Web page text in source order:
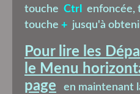
touche Ctrl
enfoncée,
touche + jusqu'à
Pour lire les
le Menu
page
en maintenant